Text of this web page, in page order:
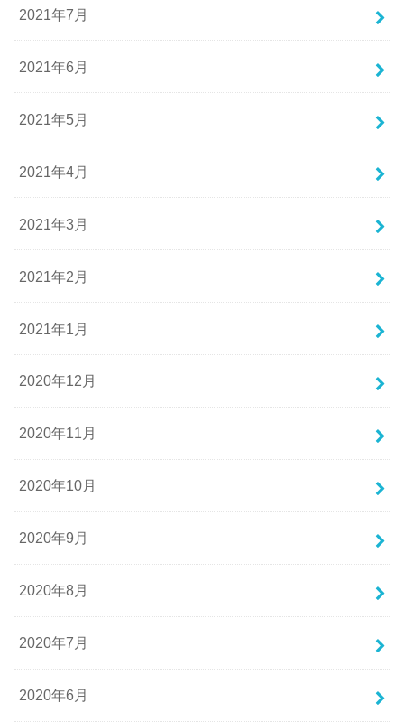
2021年7月
2021年6月
2021年5月
2021年4月
2021年3月
2021年2月
2021年1月
2020年12月
2020年11月
2020年10月
2020年9月
2020年8月
2020年7月
2020年6月